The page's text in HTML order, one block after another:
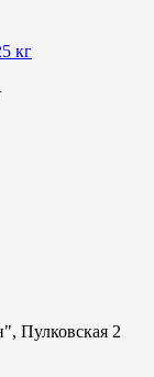
кг
Пулковская 2